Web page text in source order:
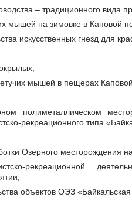
– традиционного вида
мышей на зимовке в Каповой
искусственных гнезд для
мышей в пещерах
полиметаллическом
рекреационного типа
Озерного месторождения
рекреационной
объектов ОЭЗ «Байкальская